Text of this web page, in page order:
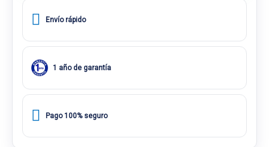
Envío rápido
1 año de garantía
Pago 100% seguro